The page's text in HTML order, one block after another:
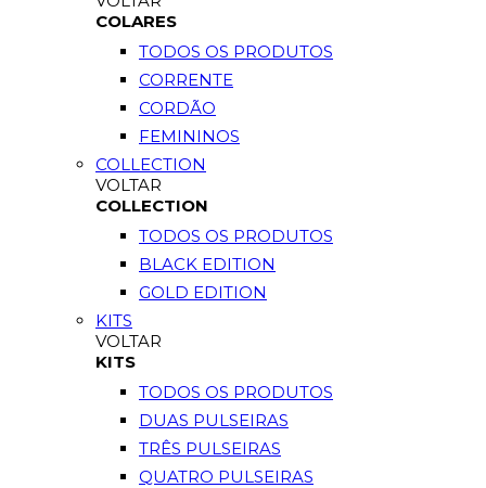
COLARES
TODOS OS PRODUTOS
CORRENTE
CORDÃO
FEMININOS
COLLECTION
VOLTAR
COLLECTION
TODOS OS PRODUTOS
BLACK EDITION
GOLD EDITION
KITS
VOLTAR
KITS
TODOS OS PRODUTOS
DUAS PULSEIRAS
TRÊS PULSEIRAS
QUATRO PULSEIRAS